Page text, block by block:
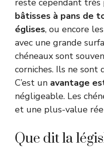
reste cependant très
bâtisses à pans de
églises, ou encore les
avec une grande
chéneaux sont
corniches. Ils ne sont
C’est un avantage
négligeable. Les
et une plus-value
Que dit la